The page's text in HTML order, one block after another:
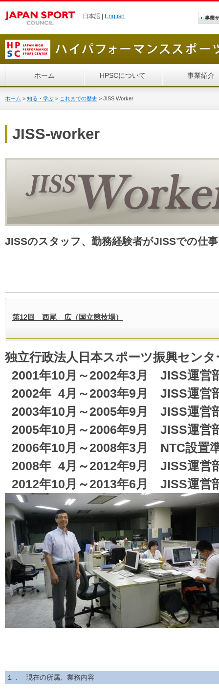
日本語 | English 事業
ホーム HPSCについて 事業紹介
ホーム > 知る・学ぶ > これまでの歴史 > JISS Worker
JISS-worker
JISSのスタッフ、勤務経験者がJISSでの仕
第12回 西尾 広（国立競技場）
独立行政法人日本スポーツ振興セン
2001年10月～2002年3月 JISS運営
2002年 4月～2003年9月 JISS運営
2003年10月～2005年9月 JISS運営
2005年10月～2006年9月 JISS運営
2006年10月～2008年3月 NTC設置
2008年 4月～2012年9月 JISS運営
2012年10月～2013年6月 JISS運営
１． 現在の所属、業務内容